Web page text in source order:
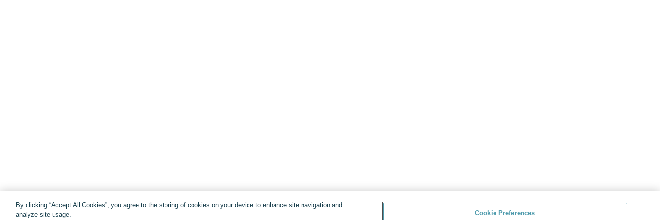
By clicking “Accept All Cookies”, you agree to the storing of cookies on your device to enhance site navigation and
analyze site usage.
Cookie Preferences